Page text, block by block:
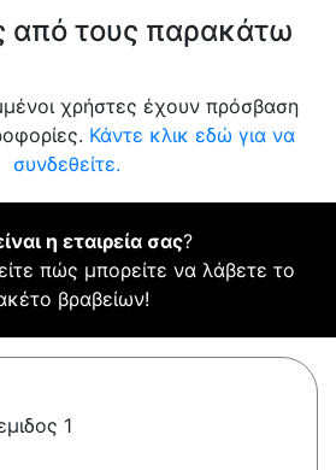
από τους παρακάτω
χρήστες έχουν πρόσβαση
Κάντε κλικ εδώ για να
συνδεθείτε.
η εταιρεία σας?
πώς μπορείτε να λάβετε το
βραβείων!
1